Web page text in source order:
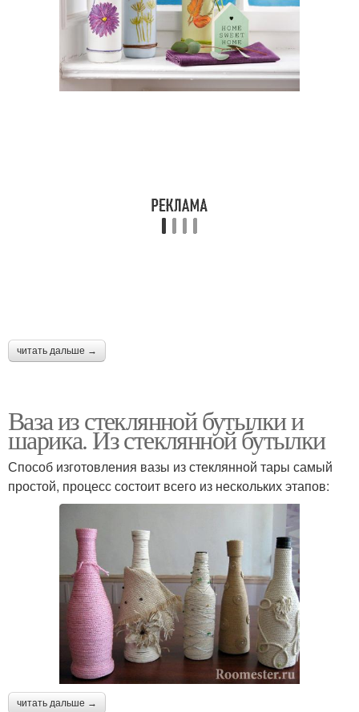
читать дальше →
Ваза из стеклянной бутылки и
шарика. Из стеклянной бутылки
Способ изготовления вазы из стеклянной тары самый
простой, процесс состоит всего из нескольких этапов:
читать дальше →